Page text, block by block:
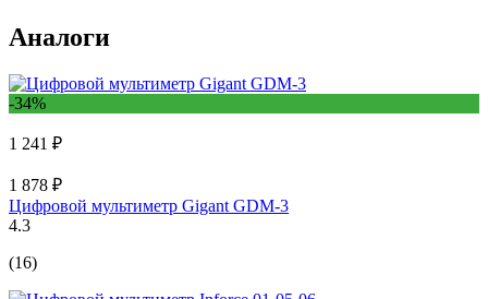
Аналоги
-34%
1 241 ₽
1 878 ₽
Цифровой мультиметр Gigant GDM-3
4.3
(16)